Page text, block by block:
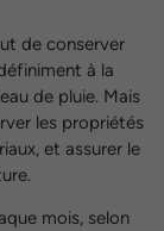
de conserver
à la
de pluie. Mais
les propriétés
et assurer le
mois, selon